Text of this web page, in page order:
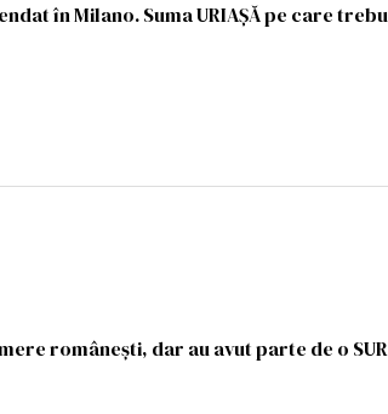
în Milano. Suma URIAȘĂ pe care
românești, dar au avut parte de o